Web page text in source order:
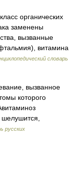
органических
заменены
вызванные
витамина
словарь
вызванное
которого
шелушится,
русских